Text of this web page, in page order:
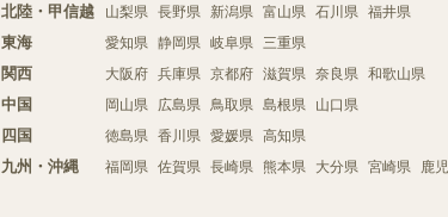
北陸・甲信越 山梨県 長野県 新潟県 富山県 石川県 福井県
東海 愛知県 静岡県 岐阜県 三重県
関西 大阪府 兵庫県 京都府 滋賀県 奈良県 和歌山県
中国 岡山県 広島県 鳥取県 島根県 山口県
四国 徳島県 香川県 愛媛県 高知県
九州・沖縄 福岡県 佐賀県 長崎県 熊本県 大分県 宮崎県 鹿